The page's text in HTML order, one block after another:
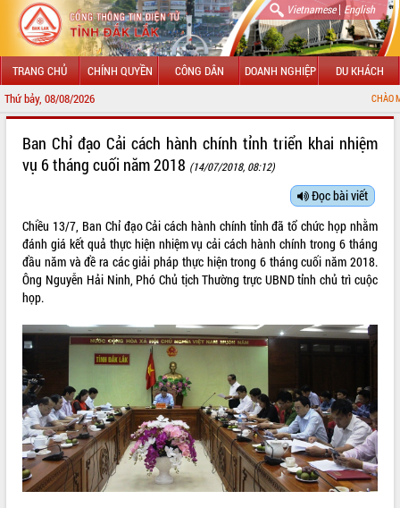
Vietnamese| English
TRANG CHỦ CHÍNH QUYỀN CÔNG DÂN DOANH NGHIỆP DU KHÁCH
Thứ bảy, 08/08/2026 CHÀO MỪNG ĐẾN VỚI
LÃNH ĐẠO UBND TỈNH
SỞ, BAN, NGÀNH
UBND CÁC XÃ, PHƯỜNG
HỆ THỐNG VĂN BẢN
VĂN BẢN HĐND TỈNH
ĐIỂM TIN VĂN BẢN
QUY HOẠCH - KẾ HOẠCH
Ban Chỉ đạo Cải cách hành chính tỉnh triển khai nhiệm
vụ 6 tháng cuối năm 2018 (14/07/2018, 08:12)
Đọc bài viết
Chiều 13/7, Ban Chỉ đạo Cải cách hành chính tỉnh đã tổ chức họp nhằm
đánh giá kết quả thực hiện nhiệm vụ cải cách hành chính trong 6 tháng
đầu năm và đề ra các giải pháp thực hiện trong 6 tháng cuối năm 2018.
Ông Nguyễn Hải Ninh, Phó Chủ tịch Thường trực UBND tỉnh chủ trì cuộc
họp.